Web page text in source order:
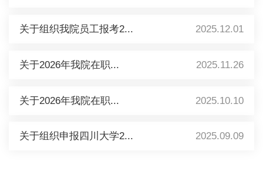
关于组织我院员工报考2... 2025.12.01
关于2026年我院在职... 2025.11.26
关于2026年我院在职... 2025.10.10
关于组织申报四川大学2... 2025.09.09